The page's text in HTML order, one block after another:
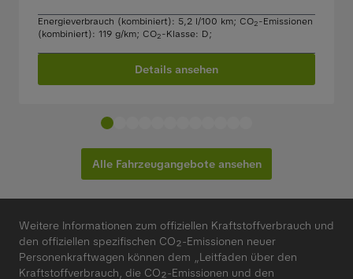
Energieverbrauch (kombiniert): 5,2 l/100 km; CO2-Emissionen
(kombiniert): 119 g/km; CO2-Klasse: D;
Details ansehen
Alle Fahrzeugangebote ansehen
Weitere Informationen zum offiziellen Kraftstoffverbrauch und
den offiziellen spezifischen CO₂-Emissionen neuer
Personenkraftwagen können dem „Leitfaden über den
Kraftstoffverbrauch, die CO₂-Emissionen und den